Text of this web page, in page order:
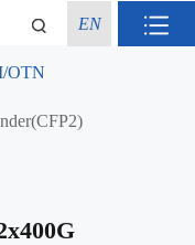
EN
OTN